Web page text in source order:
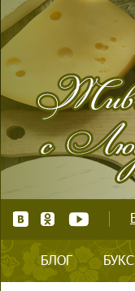
БЛОГ